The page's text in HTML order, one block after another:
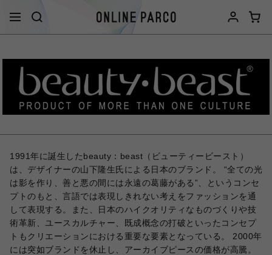
1991年に誕生したbeauty：beast（ビューティービースト）
は、デザイナーの山下隆生氏による日本のブランド。 “全ての光
は影を作り、善と悪の間には永遠の葛藤がある”、というコンセ
プトのもと、言語では表現しきれない考えをファッションを通
して表現する。また、日本のハイクオリティなものづくりや技
術革新、ユースカルチャー、既成概念の打破といったコンセプ
トもクリエーションにおける重要な要素となっている。 2000年
には突如ブランドを休止し、アーカイブピースの価格が高騰。